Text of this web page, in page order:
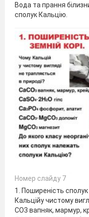
Вода та прання
сполук Кальцію.
Номер слайду 7
1. Поширеність
Кальційу чистому
CO3 вапняк, мармур,